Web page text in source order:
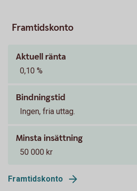
Framtidskonto
Aktuell ränta
0,10 %
Bindningstid
Ingen, fria uttag.
Minsta insättning
50 000 kr
Framtidskonto